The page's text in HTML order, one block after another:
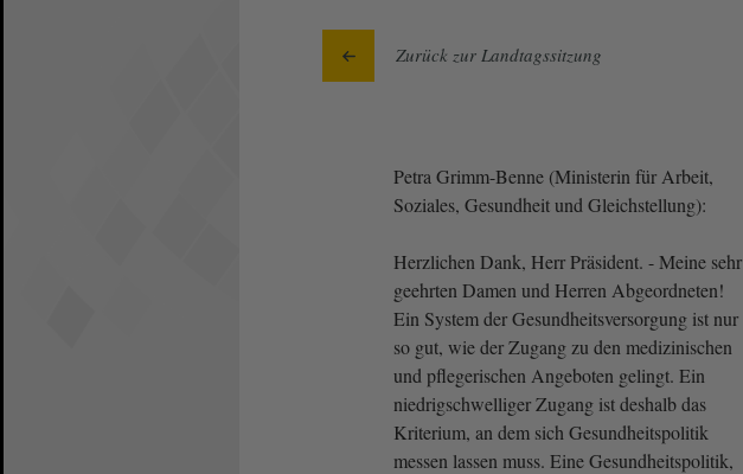
Zurück zur Landtagssitzung
Petra Grimm-Benne (Ministerin für Arbeit,
Soziales, Gesundheit und Gleichstellung):
Herzlichen Dank, Herr Präsident. - Meine sehr
geehrten Damen und Herren Abgeordneten!
Ein System der Gesundheitsversorgung ist nur
so gut, wie der Zugang zu den medizinischen
und pflegerischen Angeboten gelingt. Ein
niedrigschwelliger Zugang ist deshalb das
Kriterium, an dem sich Gesundheitspolitik
messen lassen muss. Eine Gesundheitspolitik,